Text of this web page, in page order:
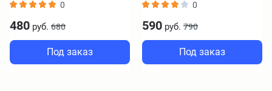
0
480 руб. 680
Под заказ
0
590 руб. 790
Под заказ